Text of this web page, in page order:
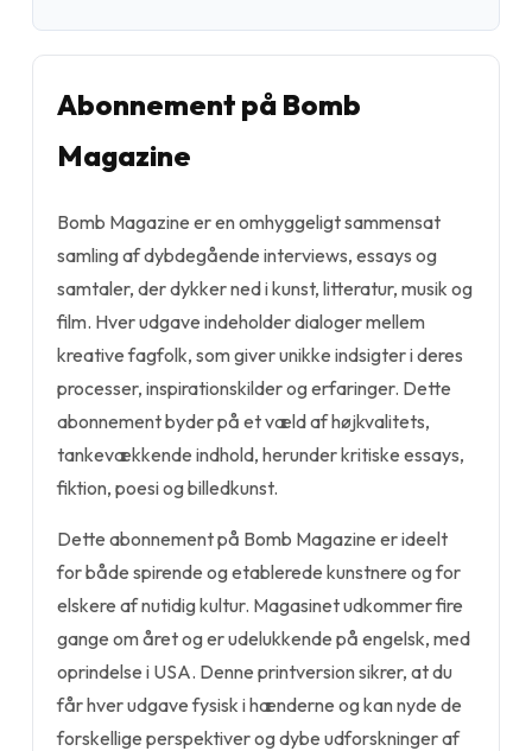
Abonnement på Bomb
Magazine
Bomb Magazine er en omhyggeligt sammensat
samling af dybdegående interviews, essays og
samtaler, der dykker ned i kunst, litteratur, musik og
film. Hver udgave indeholder dialoger mellem
kreative fagfolk, som giver unikke indsigter i deres
processer, inspirationskilder og erfaringer. Dette
abonnement byder på et væld af højkvalitets,
tankevækkende indhold, herunder kritiske essays,
fiktion, poesi og billedkunst.
Dette abonnement på Bomb Magazine er ideelt
for både spirende og etablerede kunstnere og for
elskere af nutidig kultur. Magasinet udkommer fire
gange om året og er udelukkende på engelsk, med
oprindelse i USA. Denne printversion sikrer, at du
får hver udgave fysisk i hænderne og kan nyde de
forskellige perspektiver og dybe udforskninger af